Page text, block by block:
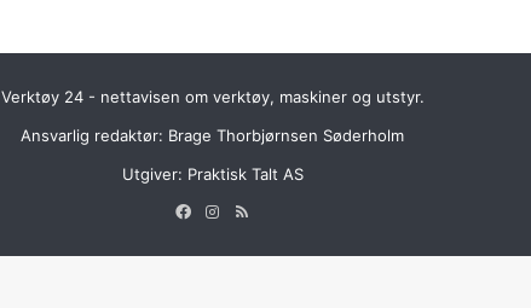
Verktøy 24 - nettavisen om verktøy, maskiner og utstyr.
Ansvarlig redaktør: Brage Thorbjørnsen Søderholm
Utgiver: Praktisk Talt AS
Facebook
Instagram
RSS